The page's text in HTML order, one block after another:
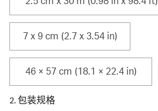
7 x 9 cm (2.7 x 3.54 in)
46 × 57 cm (18.1 × 22.4 in)
2. 包装规格